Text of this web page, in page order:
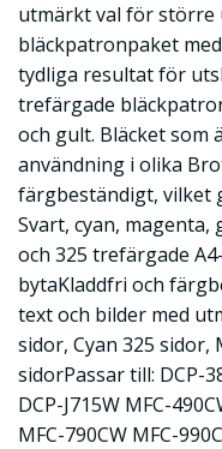
utmärkt val för större
bläckpatronpaket
tydliga resultat för
trefärgade
och gult. Bläcket
användning i olika
färgbeständigt, vilket
Svart, cyan, magenta,
och 325 trefärgade
bytaKladdfri och
text och bilder med
sidor, Cyan 325 sidor,
sidorPassar till: DCP-
DCP-J715W MFC-
MFC-790CW MFC-